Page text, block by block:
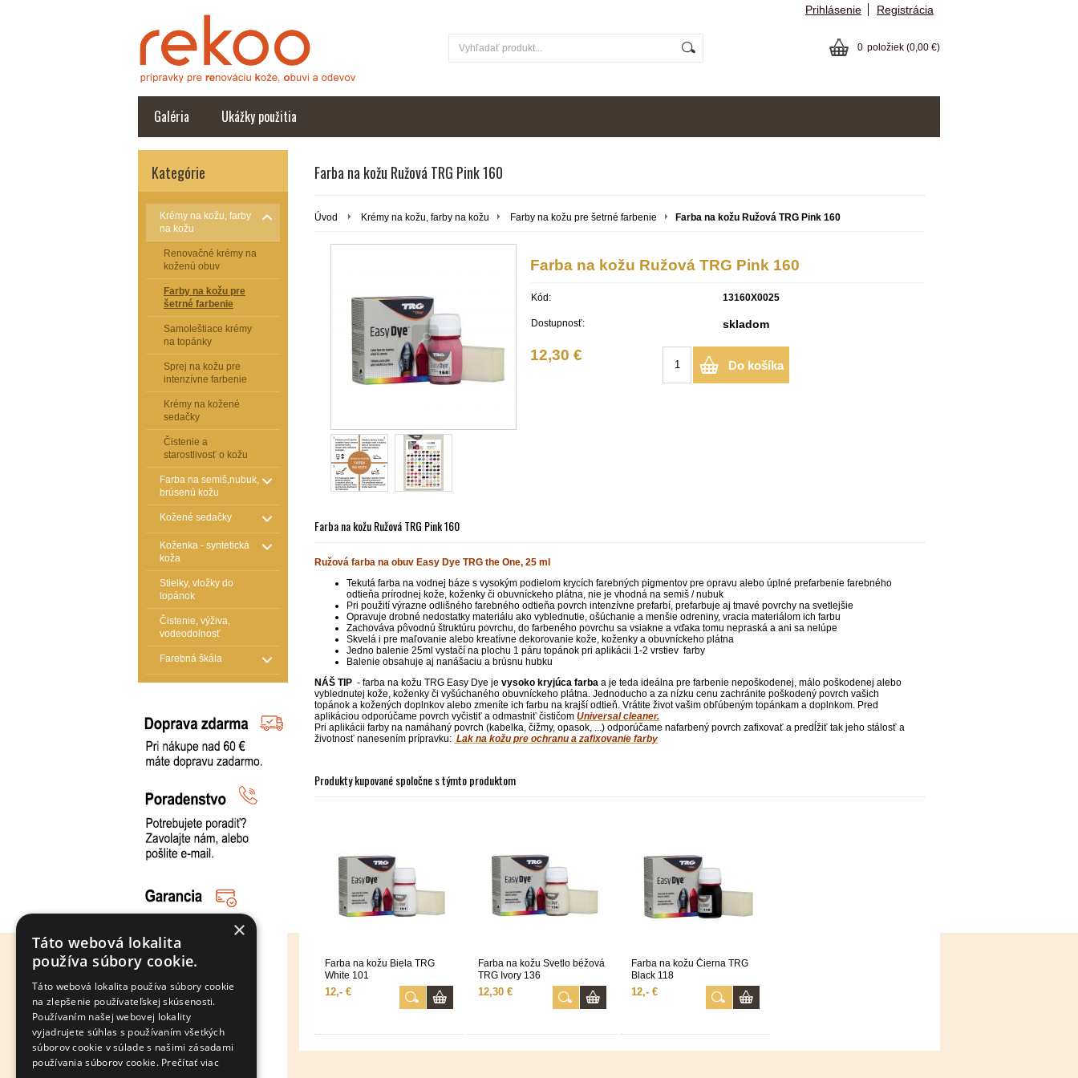
Prihlásenie Registrácia
0 položiek (0,00 €)
Galéria Ukážky použitia
Kategórie
Krémy na kožu, farby
na kožu
Renovačné krémy na
koženú obuv
Farby na kožu pre
šetrné farbenie
Samoleštiace krémy
na topánky
Sprej na kožu pre
intenzívne farbenie
Krémy na kožené
sedačky
Čistenie a
starostlivosť o kožu
Farba na semiš,nubuk,
brúsenú kožu
Kožené sedačky
Koženka - syntetická
koža
Stielky, vložky do
topánok
Čistenie, výživa,
vodeodolnosť
Farebná škála
Farba na kožu Ružová TRG Pink 160
Úvod Krémy na kožu, farby na kožu Farby na kožu pre šetrné farbenie Farba na kožu Ružová TRG Pink 160
Farba na kožu Ružová TRG Pink 160
Kód: 13160X0025
Dostupnosť: skladom
12,30 €
Do košíka
Farba na kožu Ružová TRG Pink 160
Ružová farba na obuv Easy Dye TRG the One, 25 ml
Tekutá farba na vodnej báze s vysokým podielom krycích farebných pigmentov pre opravu alebo úplné prefarbenie farebného
odtieňa prírodnej kože, koženky či obuvníckeho plátna, nie je vhodná na semiš / nubuk
Pri použití výrazne odlišného farebného odtieňa povrch intenzívne prefarbí, prefarbuje aj tmavé povrchy na svetlejšie
Opravuje drobné nedostatky materiálu ako vyblednutie, ošúchanie a menšie odreniny, vracia materiálom ich farbu
Zachováva pôvodnú štruktúru povrchu, do farbeného povrchu sa vsiakne a vďaka tomu nepraská a ani sa nelúpe
Skvelá i pre maľovanie alebo kreatívne dekorovanie kože, koženky a obuvníckeho plátna
Jedno balenie 25ml vystačí na plochu 1 páru topánok pri aplikácii 1-2 vrstiev farby
Balenie obsahuje aj nanášaciu a brúsnu hubku
NÁŠ TIP - farba na kožu TRG Easy Dye je vysoko kryjúca farba a je teda ideálna pre farbenie nepoškodenej, málo poškodenej alebo
vyblednutej kože, koženky či vyšúchaného obuvníckeho plátna. Jednoducho a za nízku cenu zachránite poškodený povrch vašich
topánok a kožených doplnkov alebo zmeníte ich farbu na krajší odtieň. Vrátite život vašim obľúbeným topánkam a doplnkom. Pred
aplikáciou odporúčame povrch vyčistiť a odmastniť čističom Universal cleaner.
Pri aplikácii farby na namáhaný povrch (kabelka, čižmy, opasok, ...) odporúčame nafarbený povrch zafixovať a predĺžiť tak jeho stálosť a
životnosť nanesením prípravku: Lak na kožu pre ochranu a zafixovanie farby
Produkty kupované spoločne s týmto produktom
Farba na kožu Biela TRG
White 101
12,- €
Farba na kožu Svetlo béžová
TRG Ivory 136
12,30 €
Farba na kožu Čierna TRG
Black 118
12,- €
×
Táto webová lokalita
používa súbory cookie.
Táto webová lokalita používa súbory cookie
na zlepšenie používateľskej skúsenosti.
Používaním našej webovej lokality
vyjadrujete súhlas s používaním všetkých
súborov cookie v súlade s našimi zásadami
používania súborov cookie. Prečítať viac